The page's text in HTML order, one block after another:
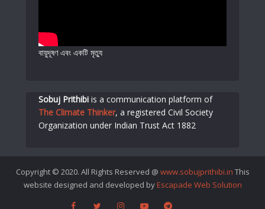
বায়ুদূষণ এবং একটি মৃত্যু
Sobuj Prithibi is a communication platform of
The Climate Thinker, a registered Civil Society
Organization under Indian Trust Act 1882
Copyright © 2020. All Rights Reserved @ www.sobujprithibi.in This
website designed and developed by Escapade Web Solution